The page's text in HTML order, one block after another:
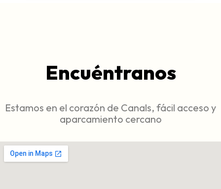
Encuéntranos
Estamos en el corazón de Canals, fácil acceso y
aparcamiento cercano